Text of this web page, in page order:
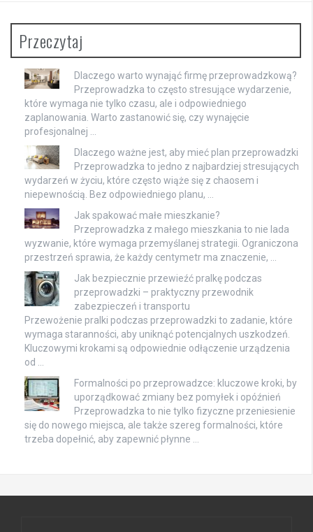
Przeczytaj
Dlaczego warto wynająć firmę przeprowadzkową?
Przeprowadzka to często stresujące wydarzenie,
które wymaga nie tylko czasu, ale i odpowiedniego
zaplanowania. Warto zastanowić się, czy wynajęcie
profesjonalnej …
Dlaczego ważne jest, aby mieć plan przeprowadzki
Przeprowadzka to jedno z najbardziej stresujących
wydarzeń w życiu, które często wiąże się z chaosem i
niepewnością. Bez odpowiedniego planu, …
Jak spakować małe mieszkanie?
Przeprowadzka z małego mieszkania to nie lada
wyzwanie, które wymaga przemyślanej strategii. Ograniczona
przestrzeń sprawia, że każdy centymetr ma znaczenie, …
Jak bezpiecznie przewieźć pralkę podczas
przeprowadzki – praktyczny przewodnik
zabezpieczeń i transportu
Przewożenie pralki podczas przeprowadzki to zadanie, które
wymaga staranności, aby uniknąć potencjalnych uszkodzeń.
Kluczowymi krokami są odpowiednie odłączenie urządzenia
od …
Formalności po przeprowadzce: kluczowe kroki, by
uporządkować zmiany bez pomyłek i opóźnień
Przeprowadzka to nie tylko fizyczne przeniesienie
się do nowego miejsca, ale także szereg formalności, które
trzeba dopełnić, aby zapewnić płynne …